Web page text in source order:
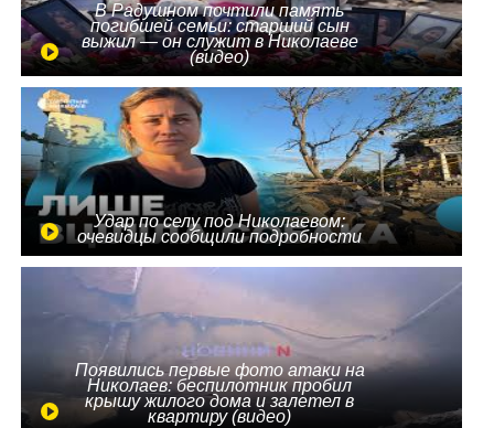
В Радушном почтили память
погибшей семьи: старший сын
выжил — он служит в Николаеве
(видео)
Удар по селу под Николаевом:
очевидцы сообщили подробности
Появились первые фото атаки на
Николаев: беспилотник пробил
крышу жилого дома и залетел в
квартиру (видео)